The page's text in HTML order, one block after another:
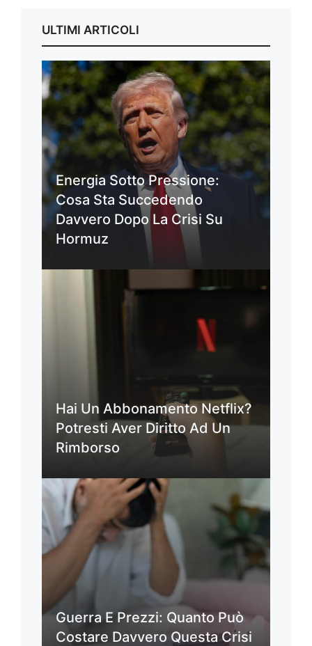
ULTIMI ARTICOLI
Energia Sotto Pressione:
Cosa Sta Succedendo
Davvero Dopo La Crisi Su
Hormuz
Hai Un Abbonamento Netflix?
Potresti Aver Diritto Ad Un
Rimborso
Guerra E Prezzi: Quanto Può
Costare Davvero Questa Crisi